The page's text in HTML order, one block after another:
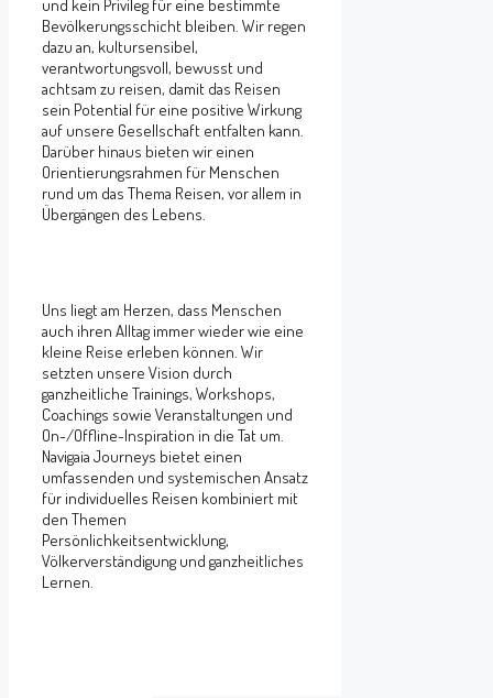
und kein Privileg für eine bestimmte
Bevölkerungsschicht bleiben. Wir regen
dazu an, kultursensibel,
verantwortungsvoll, bewusst und
achtsam zu reisen, damit das Reisen
sein Potential für eine positive Wirkung
auf unsere Gesellschaft entfalten kann.
Darüber hinaus bieten wir einen
Orientierungsrahmen für Menschen
rund um das Thema Reisen, vor allem in
Übergängen des Lebens.
Uns liegt am Herzen, dass Menschen
auch ihren Alltag immer wieder wie eine
kleine Reise erleben können. Wir
setzten unsere Vision durch
ganzheitliche Trainings, Workshops,
Coachings sowie Veranstaltungen und
On-/Offline-Inspiration in die Tat um.
Navigaia Journeys bietet einen
umfassenden und systemischen Ansatz
für individuelles Reisen kombiniert mit
den Themen
Persönlichkeitsentwicklung,
Völkerverständigung und ganzheitliches
Lernen.